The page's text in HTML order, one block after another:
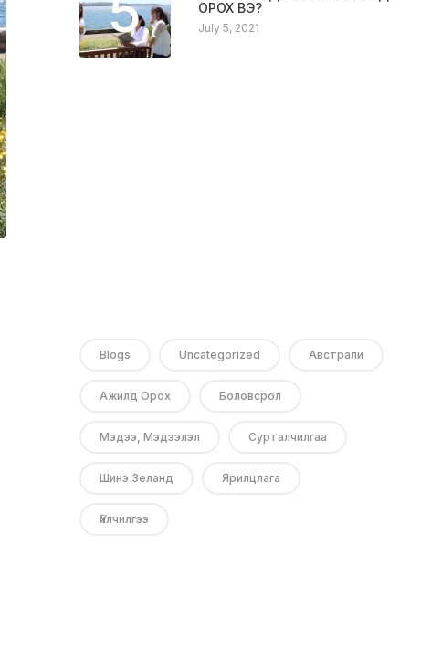
ОРОХ ВЭ?
July 5, 2021
Blogs Uncategorized Австрали
Ажилд Орох Боловсрол
Мэдээ, Мэдээлэл Сурталчилгаа
Шинэ Зеланд Ярилцлага
Үйлчилгээ